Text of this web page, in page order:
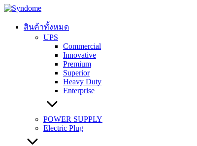
Skip
contentสินค้าทั้งหมด
UPS
Commercial
Innovative
Premium
Superior
Heavy Duty
Enterprise
POWER SUPPLY
Electric Plug